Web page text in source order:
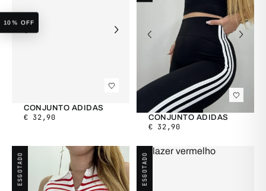
CONJUNTO ADIDAS
€ 32,90 CONJUNTO ADIDAS
€ 32,90
ESGOTADO ESGOTADO
10% OFF